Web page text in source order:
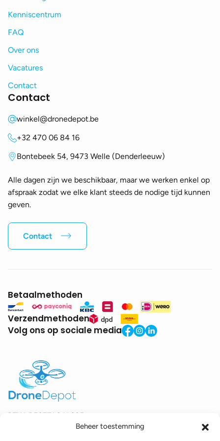
Beheer toestemming
Kenniscentrum
FAQ
Over ons
Vacatures
Contact
Contact
winkel@dronedepot.be
+32 470 06 84 16
Bontebeek 54, 9473 Welle (Denderleeuw)
Alle dagen zijn we beschikbaar, maar we werken enkel op
afspraak zodat we elke klant steeds de nodige tijd kunnen
geven.
Contact
Betaalmethoden
Verzendmethoden
Volg ons op sociale media
BTW: BE0771.941.935
© 2025 DroneDepot. Alle rechten voorbehouden.